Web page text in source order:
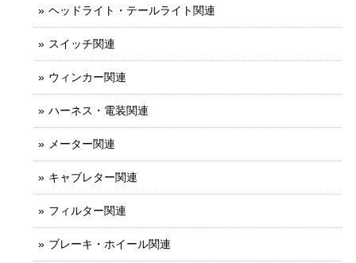
ヘッドライト・テールライト関連
スイッチ関連
ウィンカー関連
ハーネス・電装関連
メーター関連
キャブレター関連
フィルター関連
ブレーキ・ホイール関連